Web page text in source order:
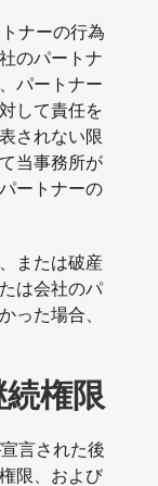
ナーの行為
のパートナ
パートナー
して責任を
されない限
当事務所が
ートナーの
または破産
は会社のパ
った場合、
権限
言された後
限、および